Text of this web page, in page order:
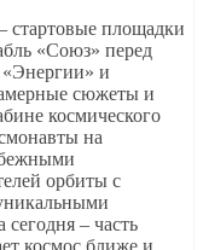
стартовые площадки
«Союз» перед
и
сюжеты и
космического
на
орбиты с
– часть